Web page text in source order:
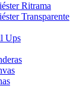
Ritrama
Transparente
Ups